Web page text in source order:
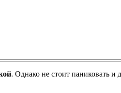
. Однако не стоит паниковать и